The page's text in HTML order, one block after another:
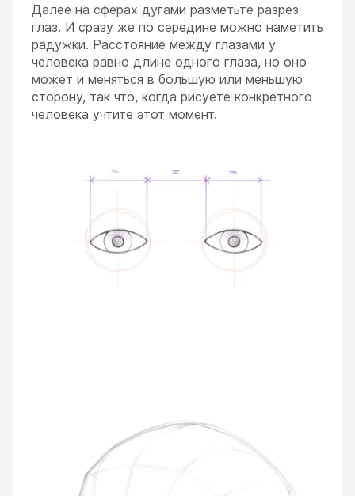
Далее на сферах дугами разметьте разрез
глаз. И сразу же по середине можно наметить
радужки. Расстояние между глазами у
человека равно длине одного глаза, но оно
может и меняться в большую или меньшую
сторону, так что, когда рисуете конкретного
человека учтите этот момент.